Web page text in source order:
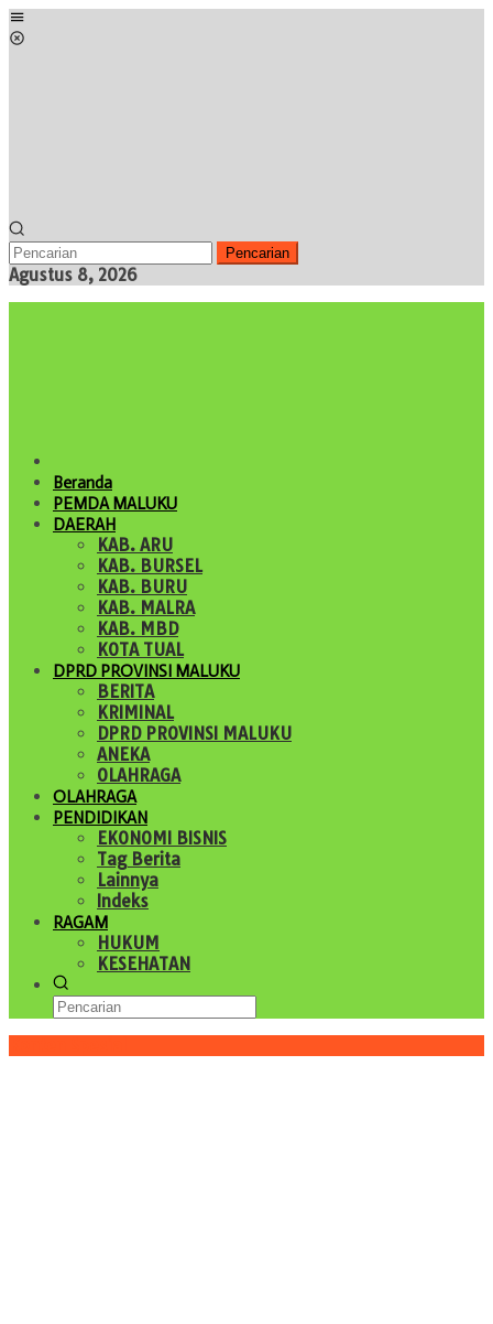
Loncat
ke
Pencarian
Agustus 8, 2026
Beranda
PEMDA MALUKU
DAERAH
KAB. ARU
KAB. BURSEL
KAB. BURU
KAB. MALRA
KAB. MBD
KOTA TUAL
DPRD PROVINSI MALUKU
BERITA
KRIMINAL
DPRD PROVINSI MALUKU
ANEKA
OLAHRAGA
OLAHRAGA
PENDIDIKAN
EKONOMI BISNIS
Tag Berita
Lainnya
Indeks
RAGAM
HUKUM
KESEHATAN